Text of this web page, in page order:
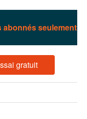
abonnés seulement
gratuit